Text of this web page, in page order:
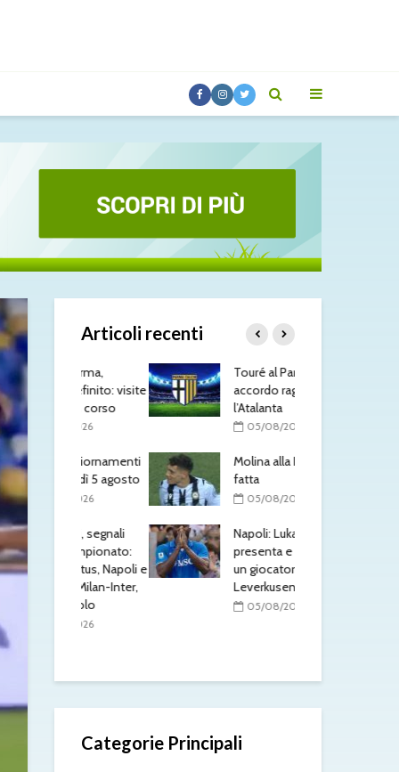
Articoli recenti
visite
corso
5 agosto
segnali
Napoli e
Touré al Parma:
accordo raggiunto con
l’Atalanta
05/08/2026
Molina alla Roma: è
fatta
05/08/2026
Napoli: Lukaku non si
presenta e Gutierrez è
un giocatore del
05/08/2026
Categorie Principali